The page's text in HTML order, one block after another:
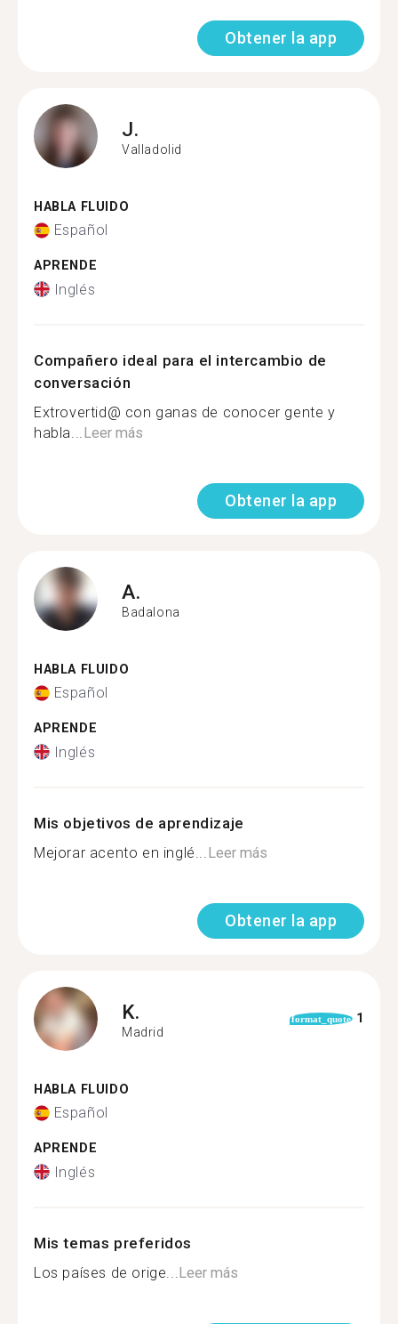
Obtener la app
J.
Valladolid
HABLA FLUIDO
Español
APRENDE
Inglés
Compañero ideal para el intercambio de
conversación
Extrovertid@ con ganas de conocer gente y
habla... Leer más
Obtener la app
A.
Badalona
HABLA FLUIDO
Español
APRENDE
Inglés
Mis objetivos de aprendizaje
Mejorar acento en inglé... Leer más
Obtener la app
K.
Madrid
format_quote 1
HABLA FLUIDO
Español
APRENDE
Inglés
Mis temas preferidos
Los países de orige... Leer más